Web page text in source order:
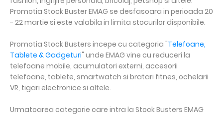
Promotia Stock Buster EMAG se desfasoara in perioada 20
- 22 martie si este valabila in limita stocurilor disponibile.
Promotia Stock Busters incepe cu categoria "Telefoane,
Tablete & Gadgeturi" unde EMAG vine cu reduceri la
telefoane mobile, acumulatori externi, accesorii
telefoane, tablete, smartwatch si bratari fitnes, ochelarii
VR, tigari electronice si altele.
Urmatoarea categorie care intra la Stock Busters EMAG